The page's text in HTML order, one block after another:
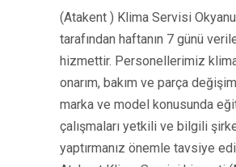
(Atakent ) Klima Servisi
tarafından haftanın 7 günü
hizmettir. Personellerimiz
onarım, bakım ve parça
marka ve model konusunda
çalışmaları yetkili ve bilgili
yaptırmanız önemle tavsiye